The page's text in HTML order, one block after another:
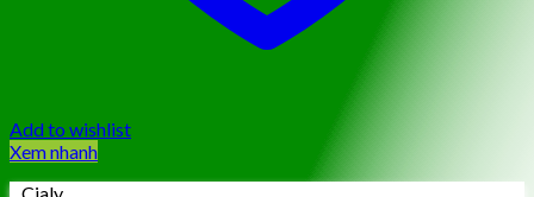
Add to wishlist
Xem nhanh
Cialy